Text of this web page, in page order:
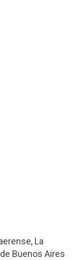
, La
Buenos Aires